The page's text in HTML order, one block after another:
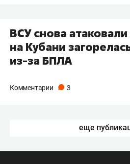
ВСУ снова
на Кубани
из-за БПЛА
Комментарии 3
еще